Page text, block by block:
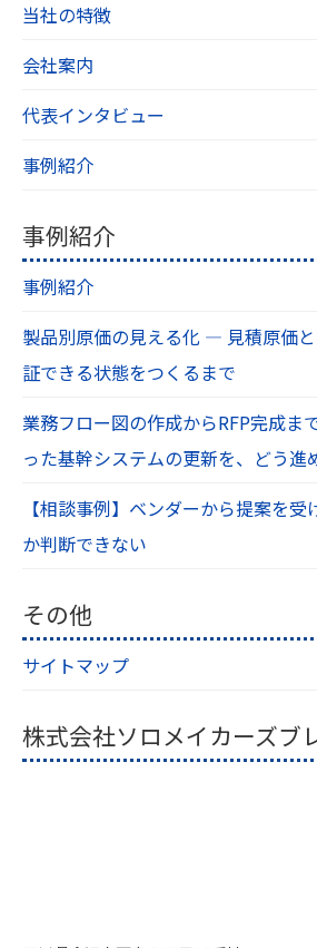
当社の特徴
会社案内
代表インタビュー
事例紹介
事例紹介
事例紹介
製品別原価の見える化 ― 見積原価
証できる状態をつくるまで
業務フロー図の作成からRFP完成
った基幹システムの更新を、どう進
【相談事例】ベンダーから提案を受
か判断できない
その他
サイトマップ
株式会社ソロメイカーズブ